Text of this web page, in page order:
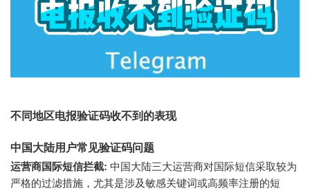
不同地区电报验证码收不到的表现
中国大陆用户常见验证码问题
运营商国际短信拦截: 中国大陆三大运营商对国际短信采取较为
严格的过滤措施，尤其是涉及敏感关键词或高频率注册的短